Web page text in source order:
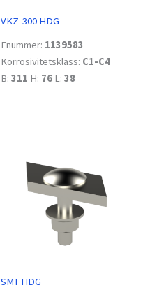
VKZ-300 HDG
Enummer: 1139583
Korrosivitetsklass: C1-C4
B: 311 H: 76 L: 38
SMT HDG